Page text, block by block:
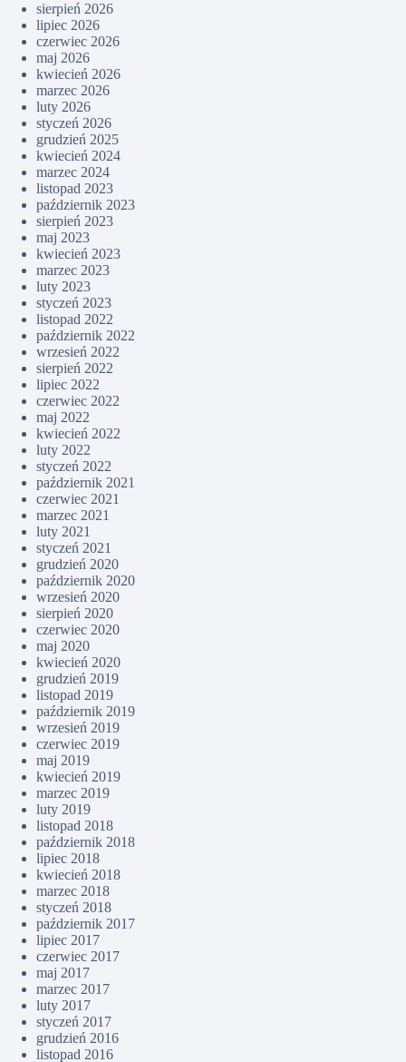
sierpień 2026
lipiec 2026
czerwiec 2026
maj 2026
kwiecień 2026
marzec 2026
luty 2026
styczeń 2026
grudzień 2025
kwiecień 2024
marzec 2024
listopad 2023
październik 2023
sierpień 2023
maj 2023
kwiecień 2023
marzec 2023
luty 2023
styczeń 2023
listopad 2022
październik 2022
wrzesień 2022
sierpień 2022
lipiec 2022
czerwiec 2022
maj 2022
kwiecień 2022
luty 2022
styczeń 2022
październik 2021
czerwiec 2021
marzec 2021
luty 2021
styczeń 2021
grudzień 2020
październik 2020
wrzesień 2020
sierpień 2020
czerwiec 2020
maj 2020
kwiecień 2020
grudzień 2019
listopad 2019
październik 2019
wrzesień 2019
czerwiec 2019
maj 2019
kwiecień 2019
marzec 2019
luty 2019
listopad 2018
październik 2018
lipiec 2018
kwiecień 2018
marzec 2018
styczeń 2018
październik 2017
lipiec 2017
czerwiec 2017
maj 2017
marzec 2017
luty 2017
styczeń 2017
grudzień 2016
listopad 2016